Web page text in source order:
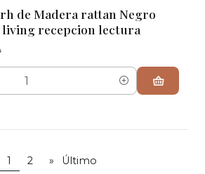
de Madera rattan Negro
living recepcion lectura
1 2 » Último